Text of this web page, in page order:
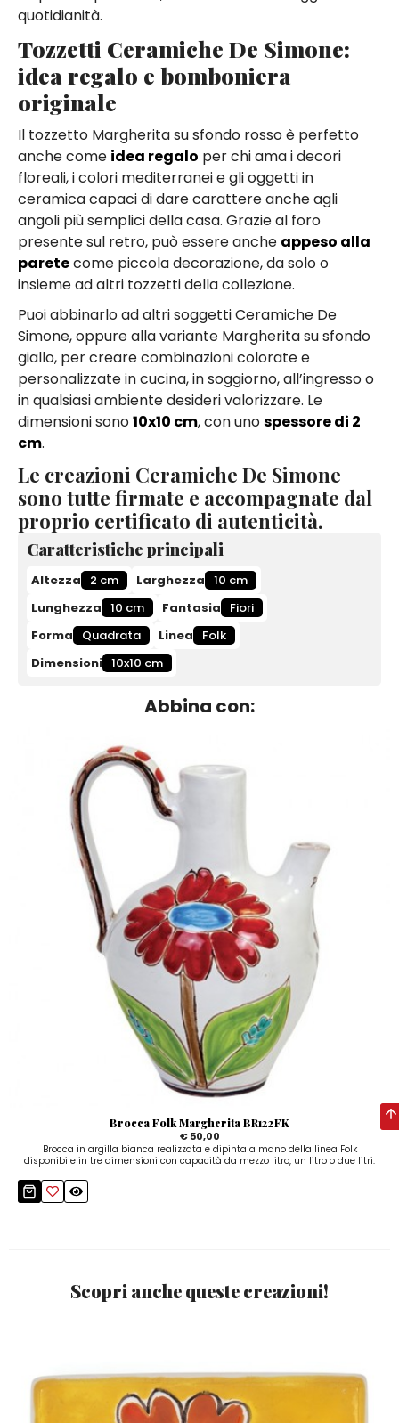
quotidianità.
Tozzetti Ceramiche De Simone:
idea regalo e bomboniera
originale
Il tozzetto Margherita su sfondo rosso è perfetto
anche come idea regalo per chi ama i decori
floreali, i colori mediterranei e gli oggetti in
ceramica capaci di dare carattere anche agli
angoli più semplici della casa. Grazie al foro
presente sul retro, può essere anche appeso alla
paretecome piccola decorazione, da solo o
insieme ad altri tozzetti della collezione.
Puoi abbinarlo ad altri soggetti Ceramiche De
Simone, oppure alla variante Margherita su sfondo
giallo, per creare combinazioni colorate e
personalizzate in cucina, in soggiorno, all’ingresso o
in qualsiasi ambiente desideri valorizzare. Le
dimensioni sono10x10 cm, con unospessore di 2
cm.
Le creazioni Ceramiche De Simone
sono tutte firmate e accompagnate dal
proprio certificato di autenticità.
Caratteristiche principali
Altezza 2 cm Larghezza 10 cm
Lunghezza 10 cm Fantasia
Fiori
Forma
Quadrata Linea
Folk
Dimensioni 10x10 cm
Abbina con:
Brocca Folk Margherita BR122FK
€ 50,00
Brocca in argilla bianca realizzata e dipinta a mano della linea Folk
disponibile in tre dimensioni con capacità da mezzo litro, un litro o due litri.
Scopri anche queste creazioni!